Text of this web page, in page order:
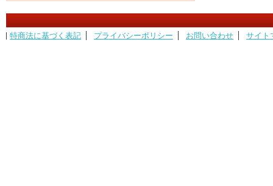
特商法に基づく表記 プライバシーポリシー お問い合わせ サイト